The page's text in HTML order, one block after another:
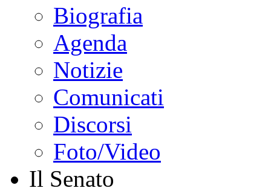
Biografia
Agenda
Notizie
Comunicati
Discorsi
Foto/Video
Il Senato